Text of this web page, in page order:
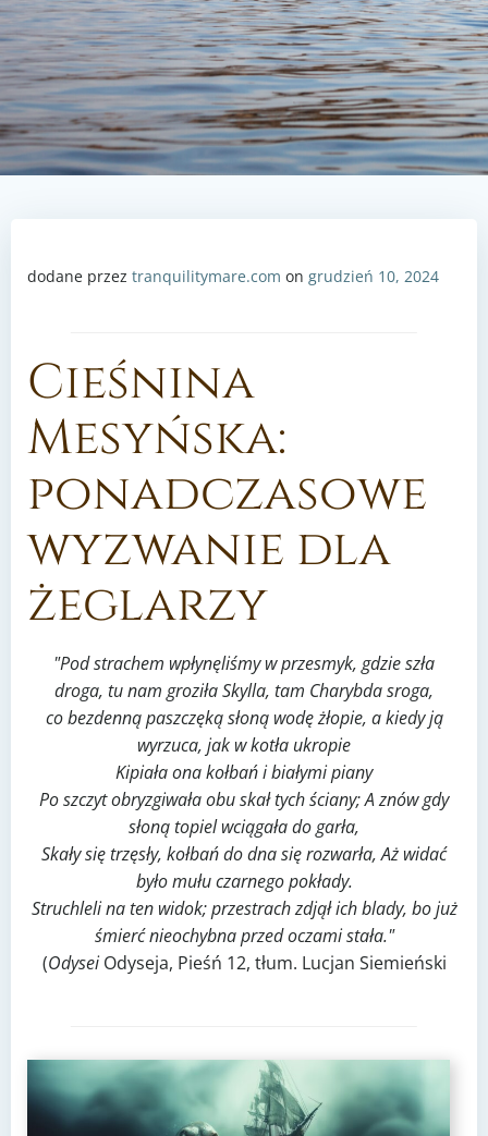
dodane przez tranquilitymare.com on grudzień 10, 2024
Cieśnina
Mesyńska:
ponadczasowe
wyzwanie dla
żeglarzy
"Pod strachem wpłynęliśmy w przesmyk, gdzie szła
droga, tu nam groziła Skylla, tam Charybda sroga,
co bezdenną paszczęką słoną wodę żłopie, a kiedy ją
wyrzuca, jak w kotła ukropie
Kipiała ona kołbań i białymi piany
Po szczyt obryzgiwała obu skał tych ściany; A znów gdy
słoną topiel wciągała do garła,
Skały się trzęsły, kołbań do dna się rozwarła, Aż widać
było mułu czarnego pokłady.
Struchleli na ten widok; przestrach zdjął ich blady, bo już
śmierć nieochybna przed oczami stała."
(OdyseiOdyseja, Pieśń 12, tłum. Lucjan Siemieński